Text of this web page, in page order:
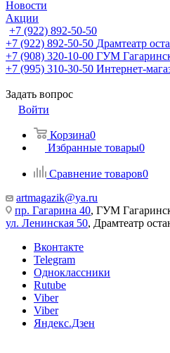
Новости
Акции
+7 (922) 892-50-50
+7 (922) 892-50-50 Драмтеатр
+7 (908) 320-10-00 ГУМ
+7 (995) 310-30-50 Интернет-
Задать вопрос
Войти
Корзина0
Избранные товары0
Сравнение товаров0
artmagazik@ya.ru
пр. Гагарина 40, ГУМ
ул. Ленинская 50, Драмтеатр
Вконтакте
Telegram
Одноклассники
Rutube
Viber
Viber
Яндекс.Дзен